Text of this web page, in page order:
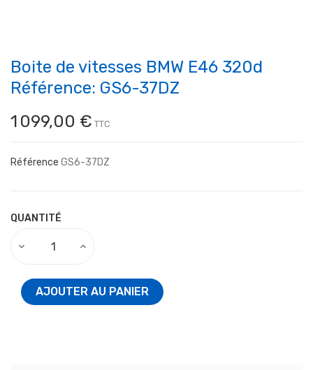
Boite de vitesses BMW E46 320d
Référence: GS6-37DZ
1 099,00 € TTC
Référence GS6-37DZ
QUANTITÉ
AJOUTER AU PANIER